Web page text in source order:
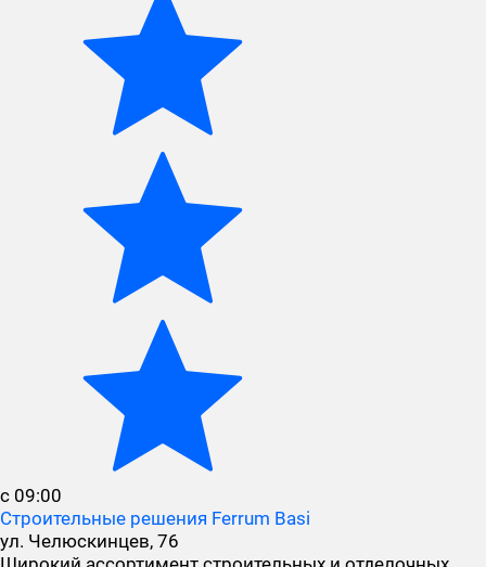
с 09:00
Строительные решения Ferrum Basi
ул. Челюскинцев, 76